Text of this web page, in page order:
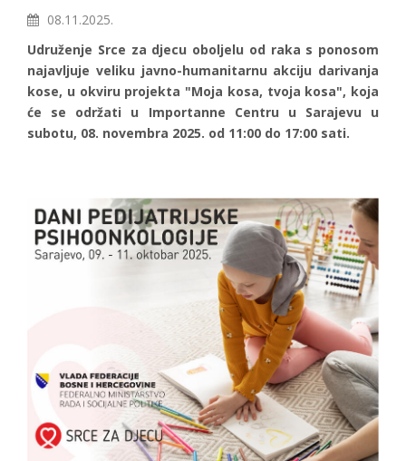
08.11.2025.
Udruženje Srce za djecu oboljelu od raka s ponosom
najavljuje veliku javno-humanitarnu akciju darivanja
kose, u okviru projekta "Moja kosa, tvoja kosa", koja
će se održati u Importanne Centru u Sarajevu u
subotu, 08. novembra 2025. od 11:00 do 17:00 sati.